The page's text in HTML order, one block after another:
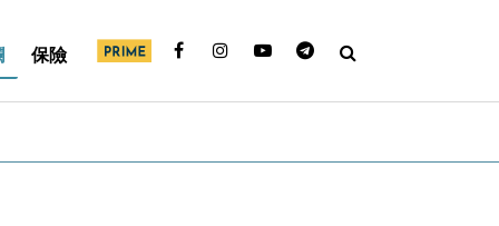
保險